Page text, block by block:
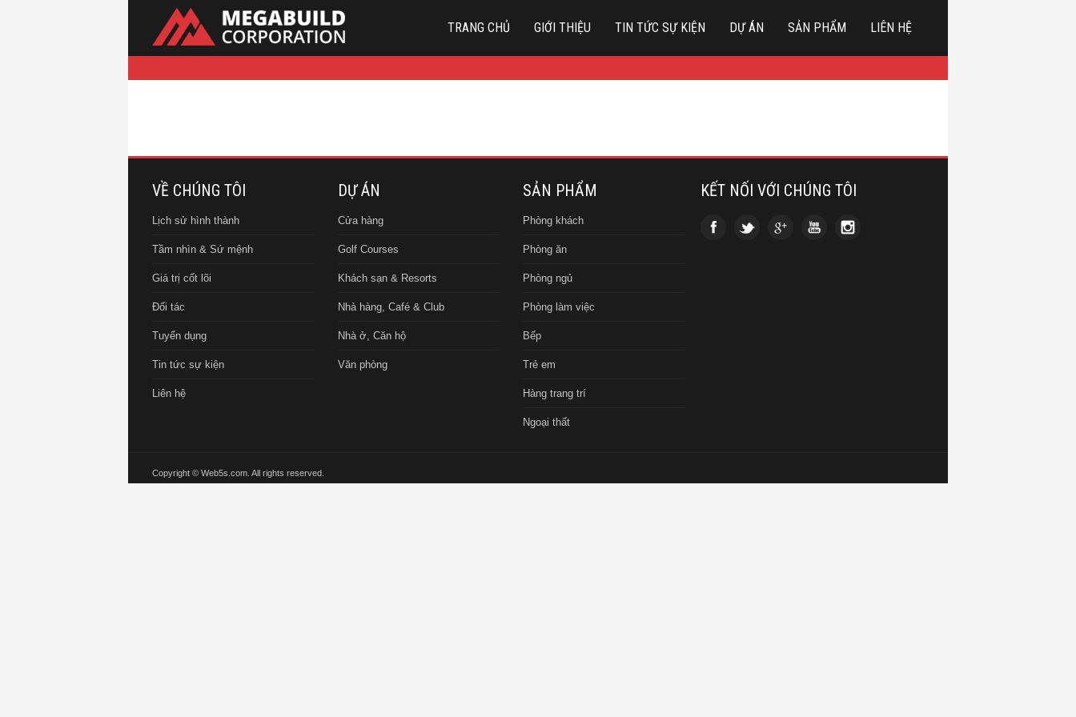
TRANG CHỦ GIỚI THIỆU TIN TỨC SỰ KIỆN DỰ ÁN SẢN PHẨM LIÊN HỆ
VỀ CHÚNG TÔI
Lịch sử hình thành
Tầm nhìn & Sứ mệnh
Giá trị cốt lõi
Đối tác
Tuyển dụng
Tin tức sự kiện
Liên hệ
DỰ ÁN
Cửa hàng
Golf Courses
Khách sạn & Resorts
Nhà hàng, Café & Club
Nhà ở, Căn hộ
Văn phòng
SẢN PHẨM
Phòng khách
Phòng ăn
Phòng ngủ
Phòng làm việc
Bếp
Trẻ em
Hàng trang trí
Ngoại thất
KẾT NỐI VỚI CHÚNG TÔI
Copyright © Web5s.com. All rights reserved.